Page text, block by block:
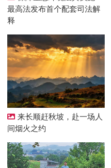
最高法发布首个配套司法解
释
来长顺赶秋坡，赴一场人
间烟火之约